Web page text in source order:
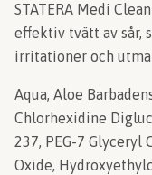
STATERA Medi
effektiv tvätt av sår,
irritationer och
Aqua, Aloe
Chlorhexidine
237, PEG-7 Glyceryl
Oxide,